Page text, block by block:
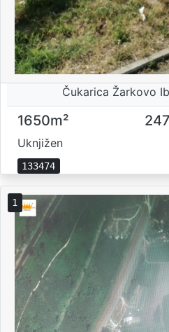
Čukarica Žarkovo
1650m²
Uknjižen
133474
1